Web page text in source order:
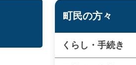
町民の方々
くらし・手続き